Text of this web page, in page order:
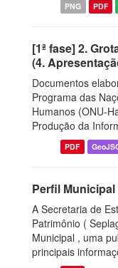
PNG PDF
[1ª fase] 2.
(4.
Documentos
Programa das
Humanos (ONU-
Produção da
PDF
Perfil Municipal
A Secretaria de
Patrimônio (
Municipal , uma
principais